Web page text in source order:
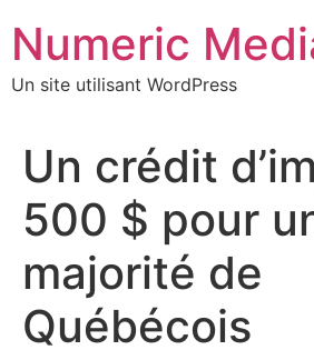
contenu
Numeric
Un site utilisant WordPress
Un crédit
500 $ pour
majorité de
Québécois